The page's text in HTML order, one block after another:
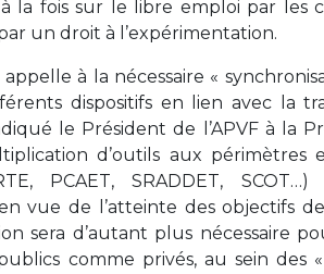
la fois sur le libre emploi par les
un droit à l’expérimentation.
appelle à la nécessaire «
dispositifs en lien avec la
le Président de l’APVF à la
d’outils aux périmètres
PCAET, SRADDET,
vue de l’atteinte des objectifs
sera d’autant plus nécessaire
comme privés, au sein des